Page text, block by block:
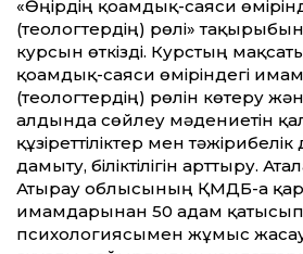
«Өңірдің қоғамдық-саяси
(теологтердің) рөлі»
курсын өткізді. Курстың
қоғамдық-саяси өміріндегі
(теологтердің) рөлін көтеру
алдында сөйлеу мәдениетін
құзірет­тіліктер мен
дамыту, біліктілігін арт­тыру.
Атырау облысының ҚМДБ-ға
имамдарынан 50 адам
психологиясымен жұмыс жасау,